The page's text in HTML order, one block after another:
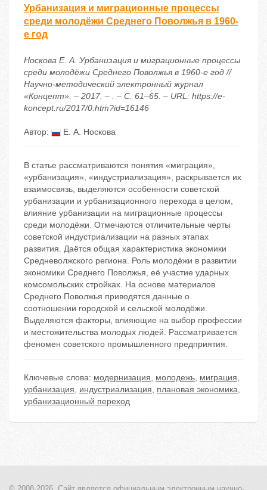
Урбанизация и миграционные процессы
среди молодёжи Среднего Поволжья в 1960-
е год
Носкова Е. А. Урбанизация и миграционные процессы
среди молодёжи Среднего Поволжья в 1960-е год //
Научно-методический электронный журнал
«Концепт». – 2017. – . – С. 61–65. – URL: https://e-
koncept.ru/2017/0.htm?id=16146
Автор: Е. А. Носкова
В статье рассматриваются понятия «миграция»,
«урбанизация», «индустриализация», раскрывается их
взаимосвязь, выделяются особенности советской
урбанизации и урбанизационного перехода в целом,
влияние урбанизации на миграционные процессы
среди молодёжи. Отмечаются отличительные черты
советской индустриализации на разных этапах
развития. Даётся общая характеристика экономики
Средневолжского региона. Роль молодёжи в развитии
экономики Среднего Поволжья, её участие ударных
комсомольских стройках. На основе материалов
Среднего Поволжья приводятся данные о
соотношении городской и сельской молодёжи.
Выделяются факторы, влияющие на выбор профессии
и местожительства молодых людей. Рассматривается
феномен советского промышленного предприятия.
Ключевые слова: модернизация, молодежь, миграция,
урбанизация, индустриализация, плановая экономика,
урбанизационный переход